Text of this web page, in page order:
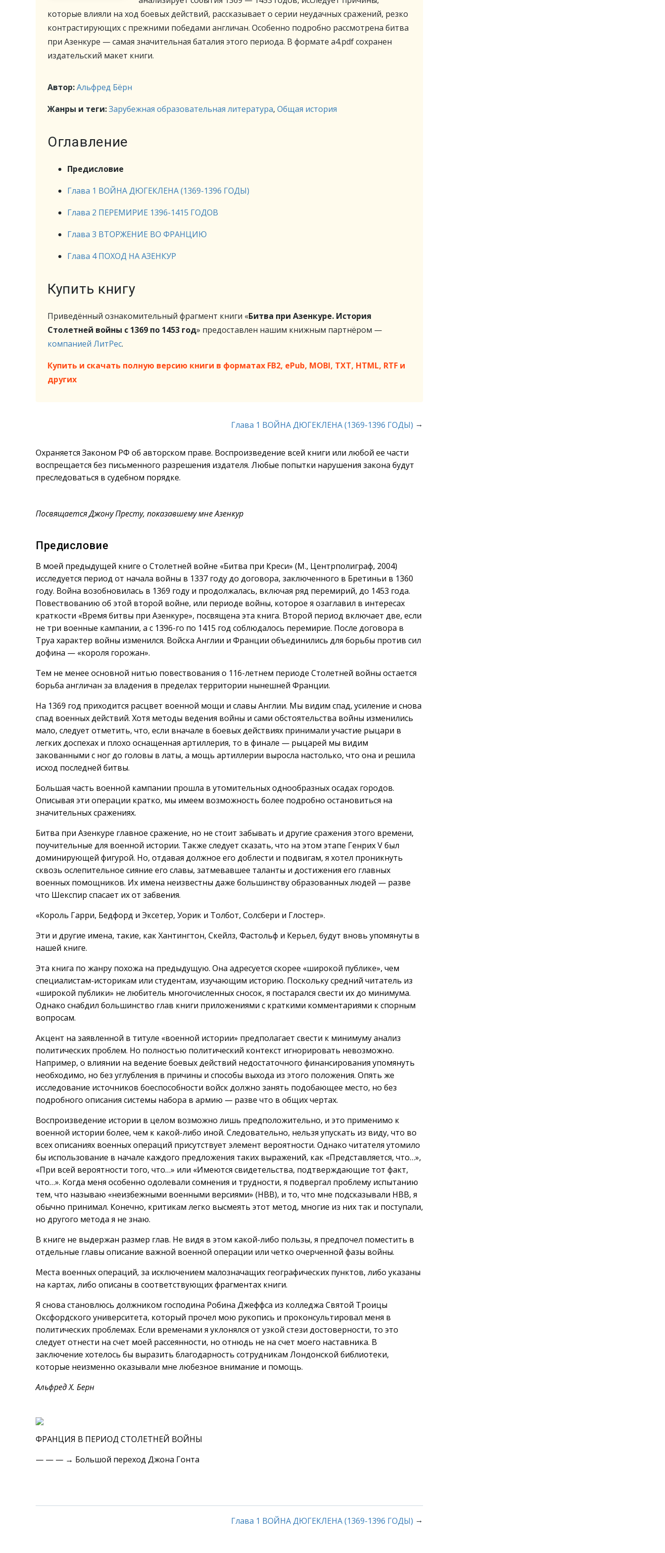
которые влияли на ход боевых действий, рассказывает о серии неудачных сражений, резко
контрастирующих с прежними победами англичан. Особенно подробно рассмотрена битва
при Азенкуре — самая значительная баталия этого периода. В формате a4.pdf сохранен
издательский макет книги.
Автор:Альфред Бёрн
Жанры и теги:Зарубежная образовательная литература, Общая история
Оглавление
Предисловие
Глава 1 ВОЙНА ДЮГЕКЛЕНА (1369-1396 ГОДЫ)
Глава 2 ПЕРЕМИРИЕ 1396-1415 ГОДОВ
Глава 3 ВТОРЖЕНИЕ ВО ФРАНЦИЮ
Глава 4 ПОХОД НА АЗЕНКУР
Купить книгу
Приведённый ознакомительный фрагмент книги «Битва при Азенкуре. История
Столетней войны с 1369 по 1453 год» предоставлен нашим книжным партнёром —
компанией ЛитРес.
Купить и скачать полную версию книги в форматах FB2, ePub, MOBI, TXT, HTML, RTF и
других
Глава 1 ВОЙНА ДЮГЕКЛЕНА (1369-1396 ГОДЫ) →
Охраняется Законом РФ об авторском праве. Воспроизведение всей книги или любой ее части
воспрещается без письменного разрешения издателя. Любые попытки нарушения закона будут
преследоваться в судебном порядке.
Посвящается Джону Престу, показавшему мне Азенкур
Предисловие
В моей предыдущей книге о Столетней войне «Битва при Креси» (М., Центрполиграф, 2004)
исследуется период от начала войны в 1337 году до договора, заключенного в Бретиньи в 1360
году. Война возобновилась в 1369 году и продолжалась, включая ряд перемирий, до 1453 года.
Повествованию об этой второй войне, или периоде войны, которое я озаглавил в интересах
краткости «Время битвы при Азенкуре», посвящена эта книга. Второй период включает две, если
не три военные кампании, а с 1396-го по 1415 год соблюдалось перемирие. После договора в
Труа характер войны изменился. Войска Англии и Франции объединились для борьбы против сил
дофина — «короля горожан».
Тем не менее основной нитью повествования о 116-летнем периоде Столетней войны остается
борьба англичан за владения в пределах территории нынешней Франции.
На 1369 год приходится расцвет военной мощи и славы Англии. Мы видим спад, усиление и снова
спад военных действий. Хотя методы ведения войны и сами обстоятельства войны изменились
мало, следует отметить, что, если вначале в боевых действиях принимали участие рыцари в
легких доспехах и плохо оснащенная артиллерия, то в финале — рыцарей мы видим
закованными с ног до головы в латы, а мощь артиллерии выросла настолько, что она и решила
исход последней битвы.
Большая часть военной кампании прошла в утомительных однообразных осадах городов.
Описывая эти операции кратко, мы имеем возможность более подробно остановиться на
значительных сражениях.
Битва при Азенкуре главное сражение, но не стоит забывать и другие сражения этого времени,
поучительные для военной истории. Также следует сказать, что на этом этапе Генрих V был
доминирующей фигурой. Но, отдавая должное его доблести и подвигам, я хотел проникнуть
сквозь ослепительное сияние его славы, затмевавшее таланты и достижения его главных
военных помощников. Их имена неизвестны даже большинству образованных людей — разве
что Шекспир спасает их от забвения.
«Король Гарри, Бедфорд и Эксетер, Уорик и Толбот, Солсбери и Глостер».
Эти и другие имена, такие, как Хантингтон, Скейлз, Фастольф и Керьел, будут вновь упомянуты в
нашей книге.
Эта книга по жанру похожа на предыдущую. Она адресуется скорее «широкой публике», чем
специалистам-историкам или студентам, изучающим историю. Поскольку средний читатель из
«широкой публики» не любитель многочисленных сносок, я постарался свести их до минимума.
Однако снабдил большинство глав книги приложениями с краткими комментариями к спорным
вопросам.
Акцент на заявленной в титуле «военной истории» предполагает свести к минимуму анализ
политических проблем. Но полностью политический контекст игнорировать невозможно.
Например, о влиянии на ведение боевых действий недостаточного финансирования упомянуть
необходимо, но без углубления в причины и способы выхода из этого положения. Опять же
исследование источников боеспособности войск должно занять подобающее место, но без
подробного описания системы набора в армию — разве что в общих чертах.
Воспроизведение истории в целом возможно лишь предположительно, и это применимо к
военной истории более, чем к какой-либо иной. Следовательно, нельзя упускать из виду, что во
всех описаниях военных операций присутствует элемент вероятности. Однако читателя утомило
бы использование в начале каждого предложения таких выражений, как «Представляется, что…»,
«При всей вероятности того, что…» или «Имеются свидетельства, подтверждающие тот факт,
что…». Когда меня особенно одолевали сомнения и трудности, я подвергал проблему испытанию
тем, что называю «неизбежными военными версиями» (НВВ), и то, что мне подсказывали НВВ, я
обычно принимал. Конечно, критикам легко высмеять этот метод, многие из них так и поступали,
но другого метода я не знаю.
В книге не выдержан размер глав. Не видя в этом какой-либо пользы, я предпочел поместить в
отдельные главы описание важной военной операции или четко очерченной фазы войны.
Места военных операций, за исключением малозначащих географических пунктов, либо указаны
на картах, либо описаны в соответствующих фрагментах книги.
Я снова становлюсь должником господина Робина Джеффса из колледжа Святой Троицы
Оксфордского университета, который прочел мою рукопись и проконсультировал меня в
политических проблемах. Если временами я уклонялся от узкой стези достоверности, то это
следует отнести на счет моей рассеянности, но отнюдь не на счет моего наставника. В
заключение хотелось бы выразить благодарность сотрудникам Лондонской библиотеки,
которые неизменно оказывали мне любезное внимание и помощь.
Альфред X. Берн
ФРАНЦИЯ В ПЕРИОД СТОЛЕТНЕЙ ВОЙНЫ
— — — → Большой переход Джона Гонта
Глава 1 ВОЙНА ДЮГЕКЛЕНА (1369-1396 ГОДЫ) →